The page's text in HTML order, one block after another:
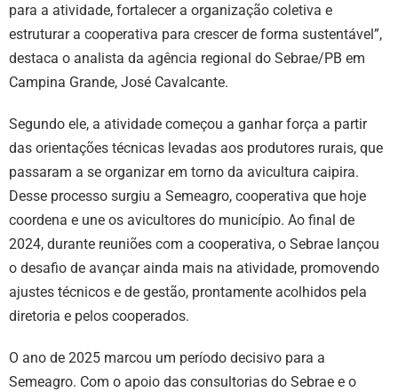
para a atividade, fortalecer a organização coletiva e
estruturar a cooperativa para crescer de forma sustentável”,
destaca o analista da agência regional do Sebrae/PB em
Campina Grande, José Cavalcante.
Segundo ele, a atividade começou a ganhar força a partir
das orientações técnicas levadas aos produtores rurais, que
passaram a se organizar em torno da avicultura caipira.
Desse processo surgiu a Semeagro, cooperativa que hoje
coordena e une os avicultores do município. Ao final de
2024, durante reuniões com a cooperativa, o Sebrae lançou
o desafio de avançar ainda mais na atividade, promovendo
ajustes técnicos e de gestão, prontamente acolhidos pela
diretoria e pelos cooperados.
O ano de 2025 marcou um período decisivo para a
Semeagro. Com o apoio das consultorias do Sebrae e o